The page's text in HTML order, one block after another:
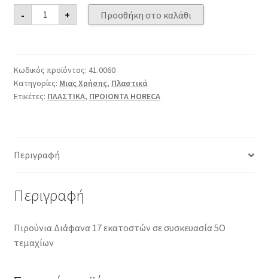
-
Πιρούνια
Διάφανα
Επαναχρησιμοποιούμενα
+ Προσθήκη στο καλάθι
Κωδικός προϊόντος: 41.0060
Κατηγορίες: Μιας Χρήσης, Πλαστικά
Ετικέτες: ΠΛΑΣΤΙΚΑ, ΠΡΟΙΟΝΤΑ HORECA
Περιγραφή
Περιγραφή
Πιρούνια Διάφανα 17 εκατοστών σε συσκευασία 5Ο
τεμαχίων